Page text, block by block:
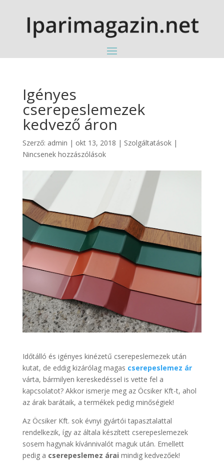
Igényes
cserepeslemezek
kedvező áron
Szerző: admin | okt 13, 2018 | Szolgáltatások|
Nincsenek hozzászólások
Időtálló és igényes kinézetű cserepeslemezek után
kutat, de eddig kizárólag magas cserepeslemez ár
várta, bármilyen kereskedéssel is vette fel a
kapcsolatot? Akkor ismerje meg az Öcsiker Kft-t, ahol
az árak barátaik, a termékek pedig minőségiek!
Az Öcsiker Kft. sok évnyi gyártói tapasztalattal
rendelkezik, így az általa készített cserepeslemezek
sosem hagynak kívánnivalót maguk után. Emellett
pedig a cserepeslemez árai mindig kedvezőek!